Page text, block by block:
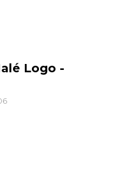
Logo -